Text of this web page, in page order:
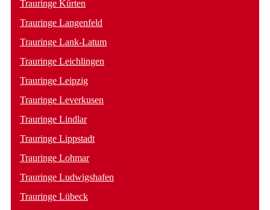
Trauringe Kürten
Trauringe Langenfeld
Trauringe Lank-Latum
Trauringe Leichlingen
Trauringe Leipzig
Trauringe Leverkusen
Trauringe Lindlar
Trauringe Lippstadt
Trauringe Lohmar
Trauringe Ludwigshafen
Trauringe Lübeck